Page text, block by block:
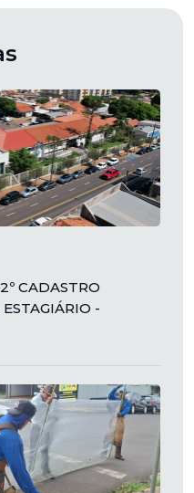
CADASTRO
-